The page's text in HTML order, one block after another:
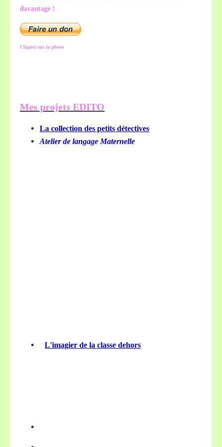
davantage !
Cliquez sur la photo
Mes projets EDITO
La collection des petits détectives
Atelier de langage Maternelle
L'imagier de la classe dehors